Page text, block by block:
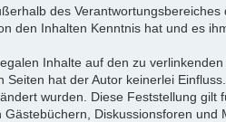
des
den Inhalten Kenntnis hat und es
Inhalte auf den zu
hat der Autor keinerlei
wurden. Diese Feststellung
Diskussionsforen